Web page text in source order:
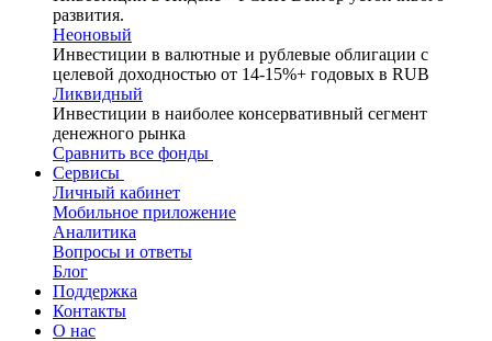
развития.
Неоновый
Инвестиции в валютные и рублевые облигации с
целевой доходностью от 14-15%+ годовых в RUB
Ликвидный
Инвестиции в наиболее консервативный сегмент
денежного рынка
Сравнить все фонды
Сервисы
Личный кабинет
Мобильное приложение
Аналитика
Вопросы и ответы
Блог
Поддержка
Контакты
О нас